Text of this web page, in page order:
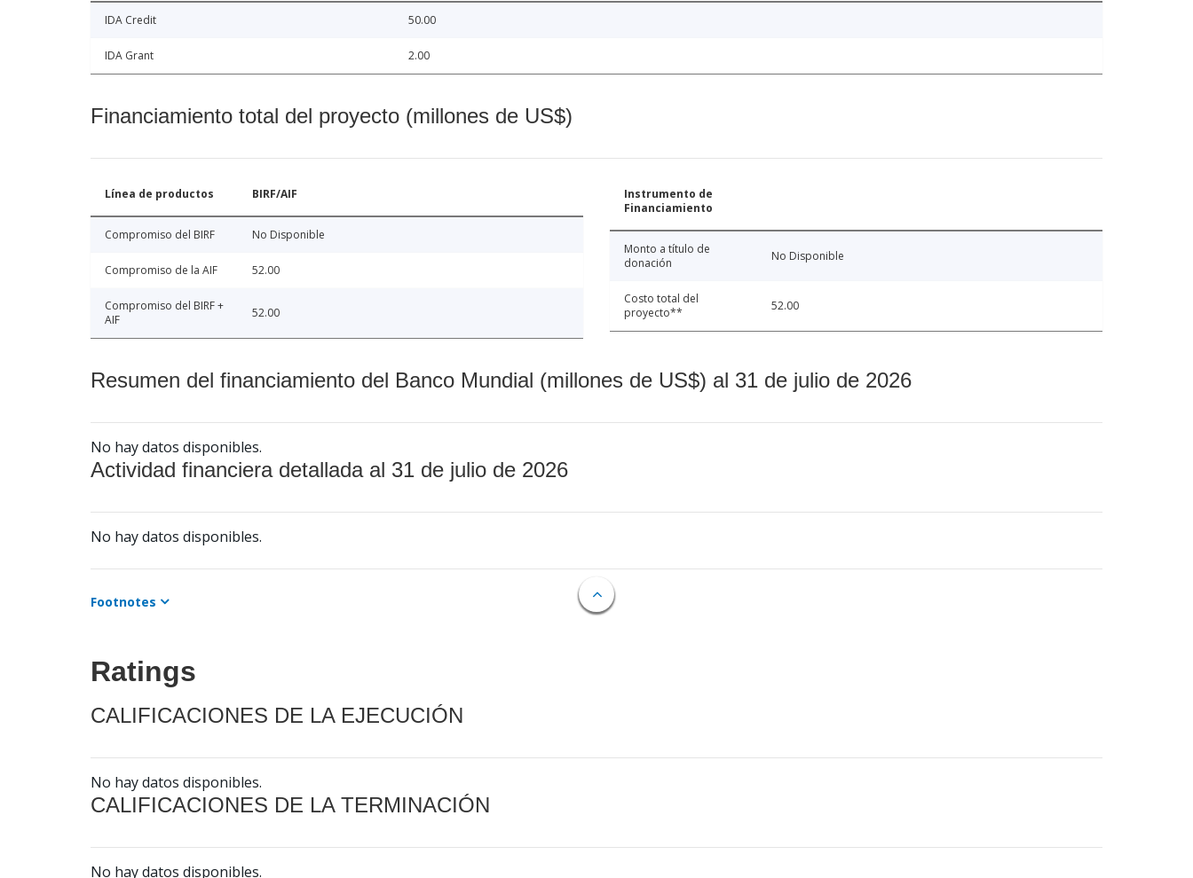
IDA Credit 50.00
IDA Grant 2.00
Financiamiento total del proyecto (millones de US$)
Línea de productos BIRF/AIF
Compromiso del BIRF No Disponible
Compromiso de la AIF 52.00
Compromiso del BIRF +
AIF
52.00
Instrumento de
Financiamiento
Monto a título de
donación
No Disponible
Costo total del
proyecto**
52.00
Resumen del financiamiento del Banco Mundial (millones de US$) al 31 de julio de 2026
No hay datos disponibles.
Actividad financiera detallada al 31 de julio de 2026
No hay datos disponibles.
Footnotes
Ratings
CALIFICACIONES DE LA EJECUCIÓN
No hay datos disponibles.
CALIFICACIONES DE LA TERMINACIÓN
No hay datos disponibles.